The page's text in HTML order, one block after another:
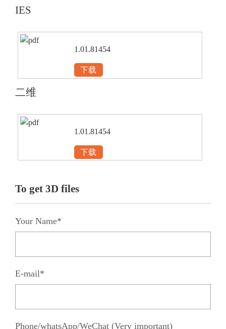
IES
1.01.81454
下载
二维
1.01.81454
下载
To get 3D files
Your Name*
E-mail*
Phone/whatsApp/WeChat (Very important)